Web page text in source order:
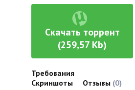
Скачать торрент
(259,57 Kb)
Требования
Скриншоты
Отзывы (0)